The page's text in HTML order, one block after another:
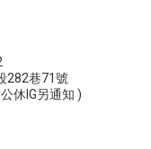
282巷71號
休IG另通知 )